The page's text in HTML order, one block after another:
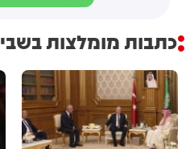
כתבות מומלצות